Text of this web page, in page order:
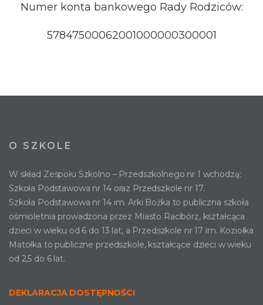
Numer konta bankowego Rady Rodziców:
57847500062001000000300001
O SZKOLE
W skład Zespołu Szkolno – Przedszkolnego nr 1 wchodzą:
Szkoła Podstawowa nr 14 oraz Przedszkole nr 17.
Szkoła Podstawowa nr 14 im. Arki Bożka to publiczna szkoła
ośmioletnia prowadzona przez Miasto Racibórz, kształcąca
dzieci w wieku od 6 do 13 lat, a Przedszkole nr 17 im. Koziołka
Matołka to publiczne przedszkole, kształcące dzieci w wieku
od 2,5 do 6 lat.
DEKLARACJA DOSTĘPNOŚCI